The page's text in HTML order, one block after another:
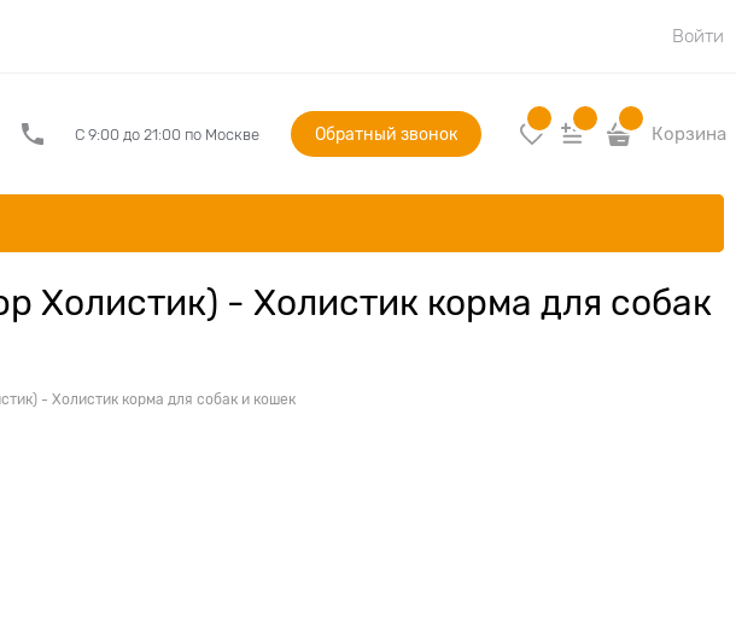
Войти
С 9:00 до 21:00 по Москве Обратный звонок Корзина
Холистик) - Холистик корма для собак
- Холистик корма для собак и кошек